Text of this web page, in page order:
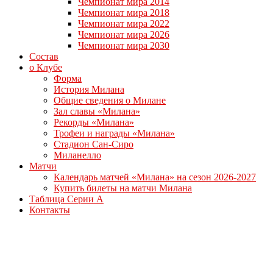
Чемпионат мира 2018
Чемпионат мира 2022
Чемпионат мира 2026
Чемпионат мира 2030
Состав
о Клубе
Форма
История Милана
Общие сведения о Милане
Зал славы «Милана»
Рекорды «Милана»
Трофеи и награды «Милана»
Стадион Сан-Сиро
Миланелло
Матчи
Календарь матчей «Милана» на сезон 2026-2027
Купить билеты на матчи Милана
Таблица Серии А
Контакты